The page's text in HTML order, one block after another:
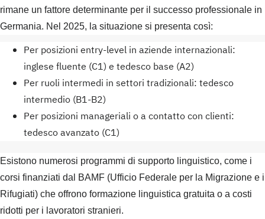
rimane un fattore determinante per il successo professionale in
Germania. Nel 2025, la situazione si presenta così:
Per posizioni entry-level in aziende internazionali:
inglese fluente (C1) e tedesco base (A2)
Per ruoli intermedi in settori tradizionali: tedesco
intermedio (B1-B2)
Per posizioni manageriali o a contatto con clienti:
tedesco avanzato (C1)
Esistono numerosi programmi di supporto linguistico, come i
corsi finanziati dal BAMF (Ufficio Federale per la Migrazione e i
Rifugiati) che offrono formazione linguistica gratuita o a costi
ridotti per i lavoratori stranieri.